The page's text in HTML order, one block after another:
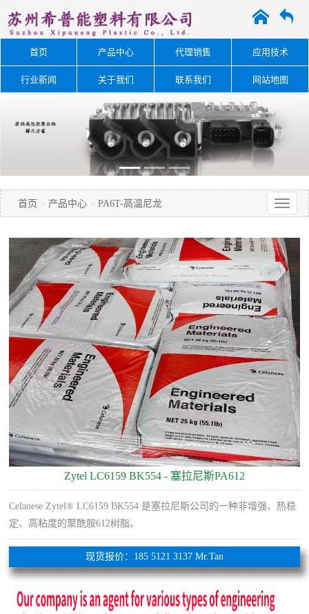
A O
首页 产品中心 代理销售 应用技术
行业新闻 关于我们 联系我们 网站地图
首页 > 产品中心 > PA6T-高温尼龙
Zytel LC6159 BK554 - 塞拉尼斯PA612
Celanese Zytel® LC6159 BK554 是塞拉尼斯公司的一种非增强、热稳
定、高粘度的聚酰胺612树脂。
现货报价：185 5121 3137 Mr.Tan